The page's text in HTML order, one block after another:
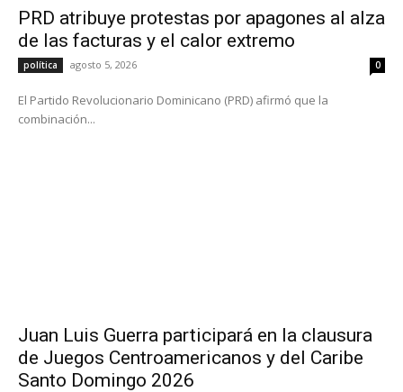
PRD atribuye protestas por apagones al alza
de las facturas y el calor extremo
política agosto 5, 2026 0
El Partido Revolucionario Dominicano (PRD) afirmó que la
combinación...
Juan Luis Guerra participará en la clausura
de Juegos Centroamericanos y del Caribe
Santo Domingo 2026